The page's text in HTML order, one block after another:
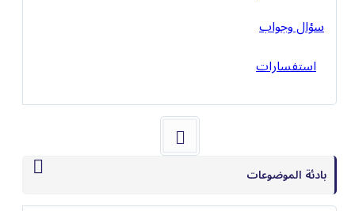
سؤال وجواب
استفسارات
بادئة الموضوعات